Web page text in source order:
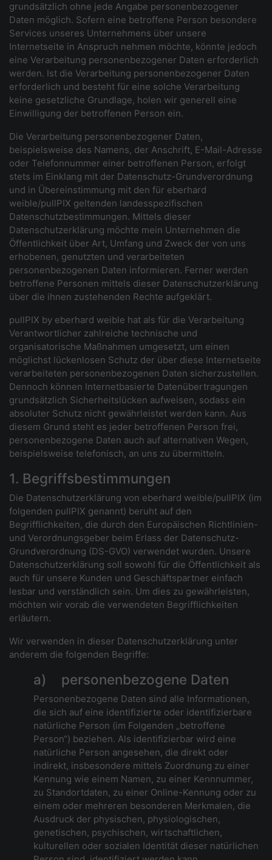
grundsätzlich ohne jede Angabe personenbezogener
Daten möglich. Sofern eine betroffene Person besondere
Services unseres Unternehmens über unsere
Internetseite in Anspruch nehmen möchte, könnte jedoch
eine Verarbeitung personenbezogener Daten erforderlich
werden. Ist die Verarbeitung personenbezogener Daten
erforderlich und besteht für eine solche Verarbeitung
keine gesetzliche Grundlage, holen wir generell eine
Einwilligung der betroffenen Person ein.
Die Verarbeitung personenbezogener Daten,
beispielsweise des Namens, der Anschrift, E-Mail-Adresse
oder Telefonnummer einer betroffenen Person, erfolgt
stets im Einklang mit der Datenschutz-Grundverordnung
und in Übereinstimmung mit den für eberhard
weible/pullPIX geltenden landesspezifischen
Datenschutzbestimmungen. Mittels dieser
Datenschutzerklärung möchte mein Unternehmen die
Öffentlichkeit über Art, Umfang und Zweck der von uns
erhobenen, genutzten und verarbeiteten
personenbezogenen Daten informieren. Ferner werden
betroffene Personen mittels dieser Datenschutzerklärung
über die ihnen zustehenden Rechte aufgeklärt.
pullPIX by eberhard weible hat als für die Verarbeitung
Verantwortlicher zahlreiche technische und
organisatorische Maßnahmen umgesetzt, um einen
möglichst lückenlosen Schutz der über diese Internetseite
verarbeiteten personenbezogenen Daten sicherzustellen.
Dennoch können Internetbasierte Datenübertragungen
grundsätzlich Sicherheitslücken aufweisen, sodass ein
absoluter Schutz nicht gewährleistet werden kann. Aus
diesem Grund steht es jeder betroffenen Person frei,
personenbezogene Daten auch auf alternativen Wegen,
beispielsweise telefonisch, an uns zu übermitteln.
1. Begriffsbestimmungen
Die Datenschutzerklärung von eberhard weible/pullPIX (im
folgenden pullPIX genannt) beruht auf den
Begrifflichkeiten, die durch den Europäischen Richtlinien-
und Verordnungsgeber beim Erlass der Datenschutz-
Grundverordnung (DS-GVO) verwendet wurden. Unsere
Datenschutzerklärung soll sowohl für die Öffentlichkeit als
auch für unsere Kunden und Geschäftspartner einfach
lesbar und verständlich sein. Um dies zu gewährleisten,
möchten wir vorab die verwendeten Begrifflichkeiten
erläutern.
Wir verwenden in dieser Datenschutzerklärung unter
anderem die folgenden Begriffe:
a) personenbezogene Daten
Personenbezogene Daten sind alle Informationen,
die sich auf eine identifizierte oder identifizierbare
natürliche Person (im Folgenden „betroffene
Person“) beziehen. Als identifizierbar wird eine
natürliche Person angesehen, die direkt oder
indirekt, insbesondere mittels Zuordnung zu einer
Kennung wie einem Namen, zu einer Kennnummer,
zu Standortdaten, zu einer Online-Kennung oder zu
einem oder mehreren besonderen Merkmalen, die
Ausdruck der physischen, physiologischen,
genetischen, psychischen, wirtschaftlichen,
kulturellen oder sozialen Identität dieser natürlichen